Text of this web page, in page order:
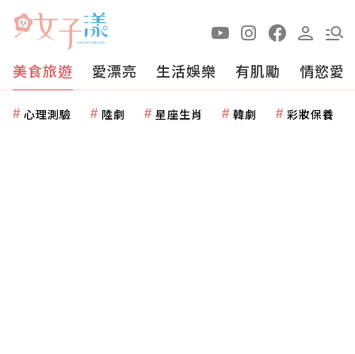
美食旅遊 愛漂亮 生活娛樂 有肌勵 情慾愛
心理測驗 陸劇 星座生肖 韓劇 彩妝保養